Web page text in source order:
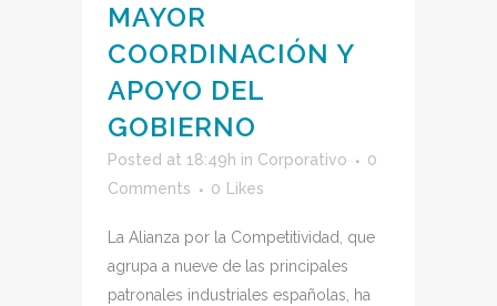
MAYOR
COORDINACIÓN Y
APOYO DEL
GOBIERNO
Posted at 18:49h in Corporativo
0
Comments
0 Likes
La Alianza por la Competitividad, que
agrupa a nueve de las principales
patronales industriales españolas, ha